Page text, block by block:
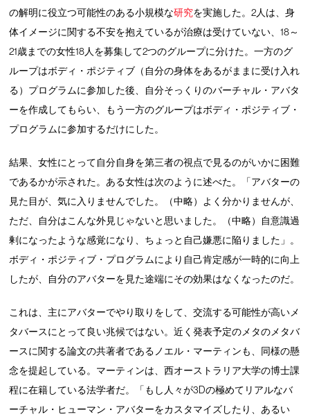
の解明に役立つ可能性のある小規模な研究を実施した。2人は、身
体イメージに関する不安を抱えているが治療は受けていない、18～
21歳までの女性18人を募集して2つのグループに分けた。一方のグ
ループはボディ・ポジティブ（自分の身体をあるがままに受け入れ
る）プログラムに参加した後、自分そっくりのバーチャル・アバタ
ーを作成してもらい、もう一方のグループはボディ・ポジティブ・
プログラムに参加するだけにした。
結果、女性にとって自分自身を第三者の視点で見るのがいかに困難
であるかが示された。ある女性は次のように述べた。「アバターの
見た目が、気に入りませんでした。（中略）よく分かりませんが、
ただ、自分はこんな外見じゃないと思いました。（中略）自意識過
剰になったような感覚になり、ちょっと自己嫌悪に陥りました」。
ボディ・ポジティブ・プログラムにより自己肯定感が一時的に向上
したが、自分のアバターを見た途端にその効果はなくなったのだ。
これは、主にアバターでやり取りをして、交流する可能性が高いメ
タバースにとって良い兆候ではない。近く発表予定のメタのメタバ
ースに関する論文の共著者であるノエル・マーティンも、同様の懸
念を提起している。マーティンは、西オーストラリア大学の博士課
程に在籍している法学者だ。「もし人々が3Dの極めてリアルなバ
ーチャル・ヒューマン・アバターをカスタマイズしたり、あるい